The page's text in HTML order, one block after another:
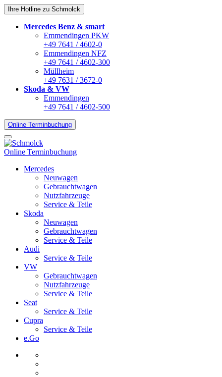
Ihre Hotline zu Schmolck
Mercedes Benz & smart
Emmendingen PKW
+49 7641 / 4602-0
Emmendingen NFZ
+49 7641 / 4602-300
Müllheim
+49 7631 / 3672-0
Skoda & VW
Emmendingen
+49 7641 / 4602-500
Online Terminbuchung
Online Terminbuchung
Mercedes
Neuwagen
Gebrauchtwagen
Nutzfahrzeuge
Service & Teile
Skoda
Neuwagen
Gebrauchtwagen
Service & Teile
Audi
Service & Teile
VW
Gebrauchtwagen
Nutzfahrzeuge
Service & Teile
Seat
Service & Teile
Cupra
Service & Teile
e.Go